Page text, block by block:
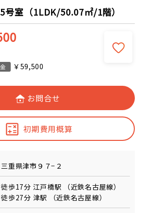
号室（1LDK/50.07㎡/1階）
￥59,500
お問合せ
初期費用概算
三重県津市９７−２
徒歩17分 江戸橋駅 （近鉄名古屋線）
徒歩27分 津駅 （近鉄名古屋線）